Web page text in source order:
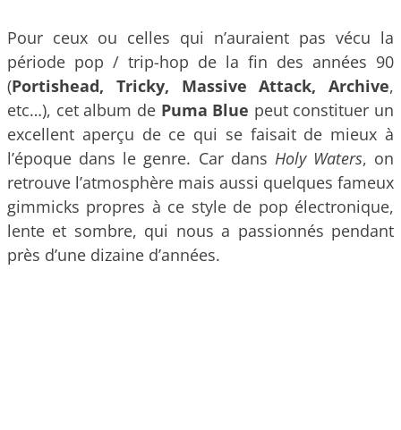
Pour ceux ou celles qui n’auraient pas vécu la
période pop / trip-hop de la fin des années 90
(Portishead, Tricky, Massive Attack, Archive,
etc…), cet album de Puma Blue peut constituer un
excellent aperçu de ce qui se faisait de mieux à
l’époque dans le genre. Car dans Holy Waters, on
retrouve l’atmosphère mais aussi quelques fameux
gimmicks propres à ce style de pop électronique,
lente et sombre, qui nous a passionnés pendant
près d’une dizaine d’années.